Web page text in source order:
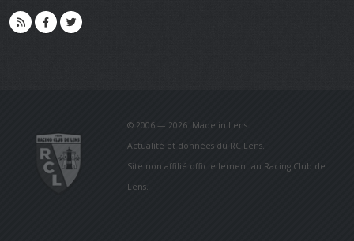
© 2006 — 2026. Made in Lens.
Actualité et données du RC Lens.
Site non affilié officiellement au Racing Club de
Lens.